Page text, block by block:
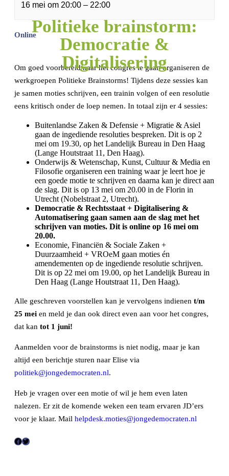
Politieke brainstorm:
Democratie &
Digitalisering
16 mei om 20:00 – 22:00
Online
Om goed voorbereid naar het congres te gaan organiseren de
werkgroepen Politieke Brainstorms! Tijdens deze sessies kan
je samen moties schrijven, een trainin volgen of een resolutie
eens kritisch onder de loep nemen. In totaal zijn er 4 sessies:
Buitenlandse Zaken & Defensie + Migratie & Asiel
gaan de ingediende resoluties bespreken. Dit is op 2
mei om 19.30, op het Landelijk Bureau in Den Haag
(Lange Houtstraat 11, Den Haag).
Onderwijs & Wetenschap, Kunst, Cultuur & Media en
Filosofie organiseren een training waar je leert hoe je
een goede motie te schrijven en daarna kan je direct aan
de slag. Dit is op 13 mei om 20.00 in de Florin in
Utrecht (Nobelstraat 2, Utrecht).
Democratie & Rechtsstaat + Digitalisering &
Automatisering gaan samen aan de slag met het
schrijven van moties. Dit is online op 16 mei om
20.00.
Economie, Financiën & Sociale Zaken +
Duurzaamheid + VROeM gaan moties én
amendementen op de ingediende resolutie schrijven.
Dit is op 22 mei om 19.00, op het Landelijk Bureau in
Den Haag (Lange Houtstraat 11, Den Haag).
Alle geschreven voorstellen kan je vervolgens indienen t/m
25 mei en meld je dan ook direct even aan voor het congres,
dat kan tot 1 juni!
Aanmelden voor de brainstorms is niet nodig, maar je kan
altijd een berichtje sturen naar Elise via
politiek@jongedemocraten.nl.
Heb je vragen over een motie of wil je hem even laten
nalezen. Er zit de komende weken een team ervaren JD’ers
voor je klaar. Mail helpdesk.moties@jongedemocraten.nl
F T